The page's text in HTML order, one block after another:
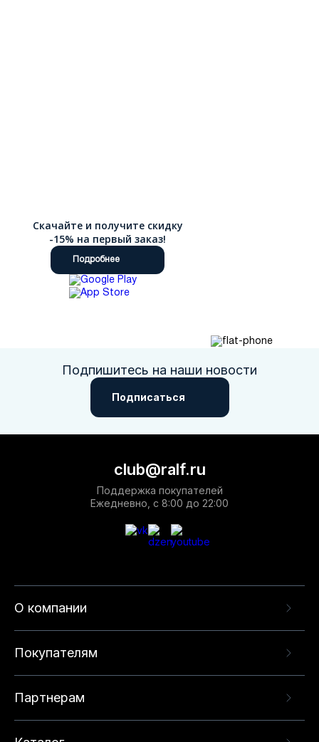
Скачайте и получите скидку
-15% на первый заказ!
Подробнее
Подпишитесь на наши новости
Подписаться
О компании
Покупателям
Партнерам
club@ralf.ru
Поддержка покупателей
Ежедневно, с 8:00 до 22:00